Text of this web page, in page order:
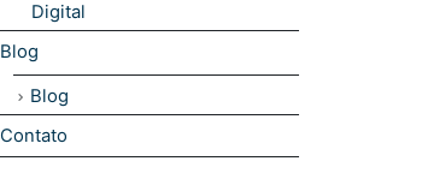
Digital
Blog
Blog
Contato